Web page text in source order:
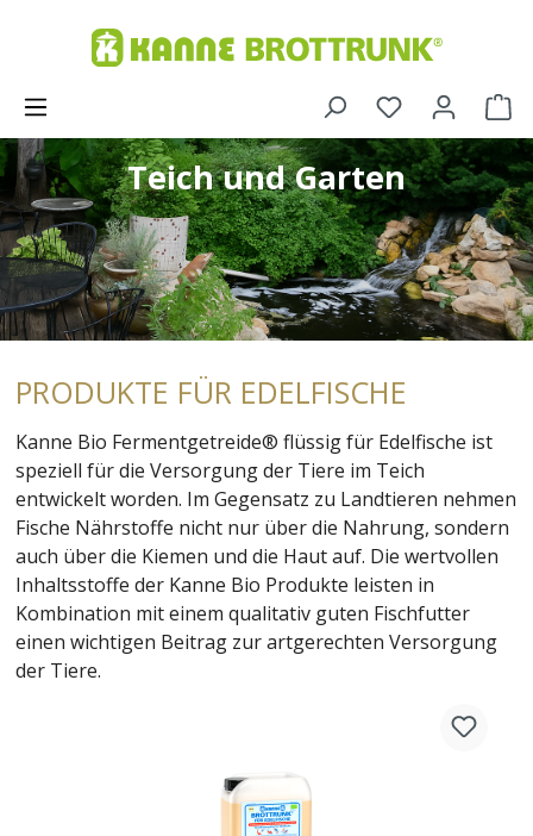
Teich und Garten
PRODUKTE FÜR EDELFISCHE
Kanne Bio Fermentgetreide® flüssig für Edelfische ist
speziell für die Versorgung der Tiere im Teich
entwickelt worden. Im Gegensatz zu Landtieren nehmen
Fische Nährstoffe nicht nur über die Nahrung, sondern
auch über die Kiemen und die Haut auf. Die wertvollen
Inhaltsstoffe der Kanne Bio Produkte leisten in
Kombination mit einem qualitativ guten Fischfutter
einen wichtigen Beitrag zur artgerechten Versorgung
der Tiere.